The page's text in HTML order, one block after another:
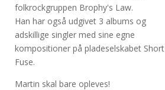
folkrockgruppen Brophy's Law.
Han har også udgivet 3 albums og
adskillige singler med sine egne
kompositioner på pladeselskabet Short
Fuse.
Martin skal bare opleves!